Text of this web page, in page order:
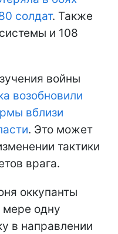
солдат. Также
и 108
войны
возобновили
вблизи
. Это может
тактики
врага.
оккупанты
одну
в направлении